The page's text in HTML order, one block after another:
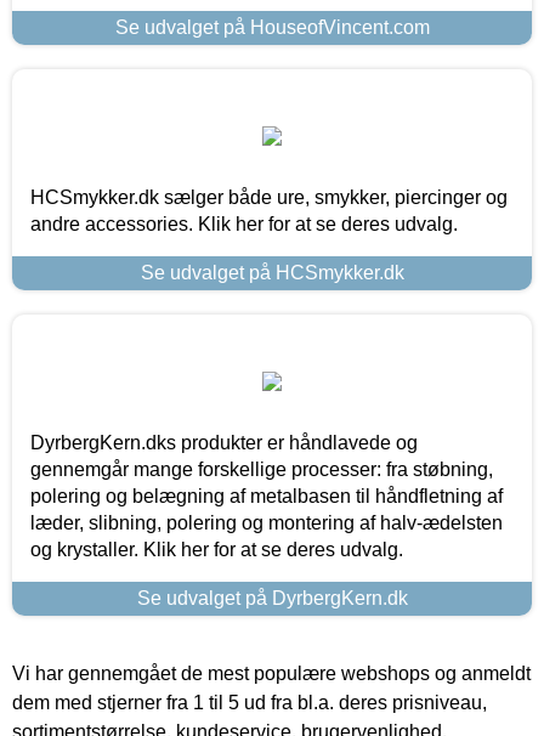
Se udvalget på HouseofVincent.com
HCSmykker.dk sælger både ure, smykker, piercinger og
andre accessories. Klik her for at se deres udvalg.
Se udvalget på HCSmykker.dk
DyrbergKern.dks produkter er håndlavede og
gennemgår mange forskellige processer: fra støbning,
polering og belægning af metalbasen til håndfletning af
læder, slibning, polering og montering af halv-ædelsten
og krystaller. Klik her for at se deres udvalg.
Se udvalget på DyrbergKern.dk
Vi har gennemgået de mest populære webshops og anmeldt
dem med stjerner fra 1 til 5 ud fra bl.a. deres prisniveau,
sortimentstørrelse, kundeservice, brugervenlighed,